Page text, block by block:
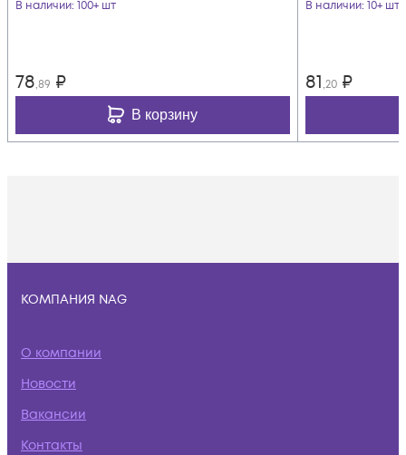
В наличии: 100+ шт
78,89 ₽
В корзину
В наличии: 10+ шт
81,20 ₽
КОМПАНИЯ NAG
О компании
Новости
Вакансии
Контакты